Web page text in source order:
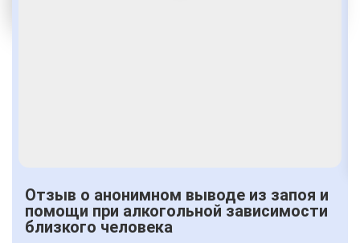
Отзыв о анонимном выводе из запоя и
помощи при алкогольной зависимости
близкого человека